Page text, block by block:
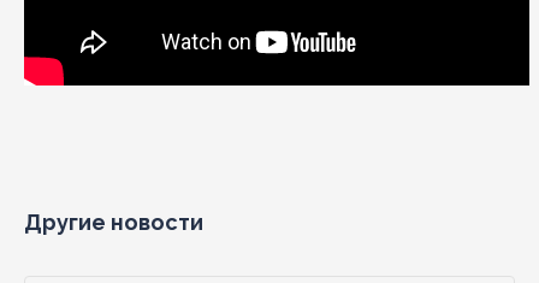
Другие новости